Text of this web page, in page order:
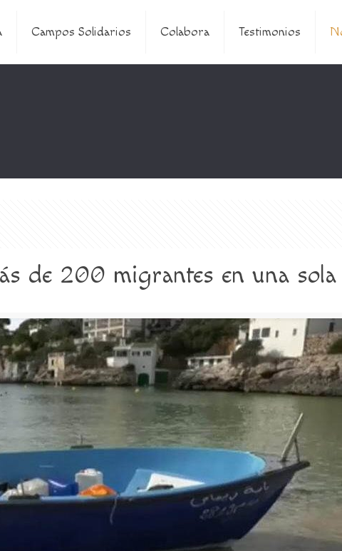
Campos Solidarios Colabora Testimonios
de 200 migrantes en una sola